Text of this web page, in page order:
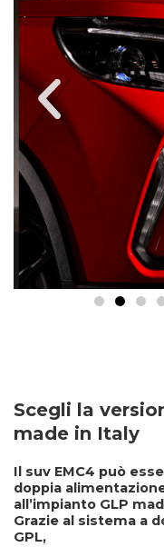
Scegli la
made in Italy
Il suv EMC4 può
doppia
all’impianto GLP
Grazie al sistema a
GPL,